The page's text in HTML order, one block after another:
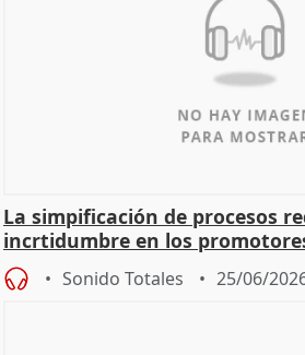
La simpificación de procesos
incrtidumbre en los
Sonido Totales 25/06/